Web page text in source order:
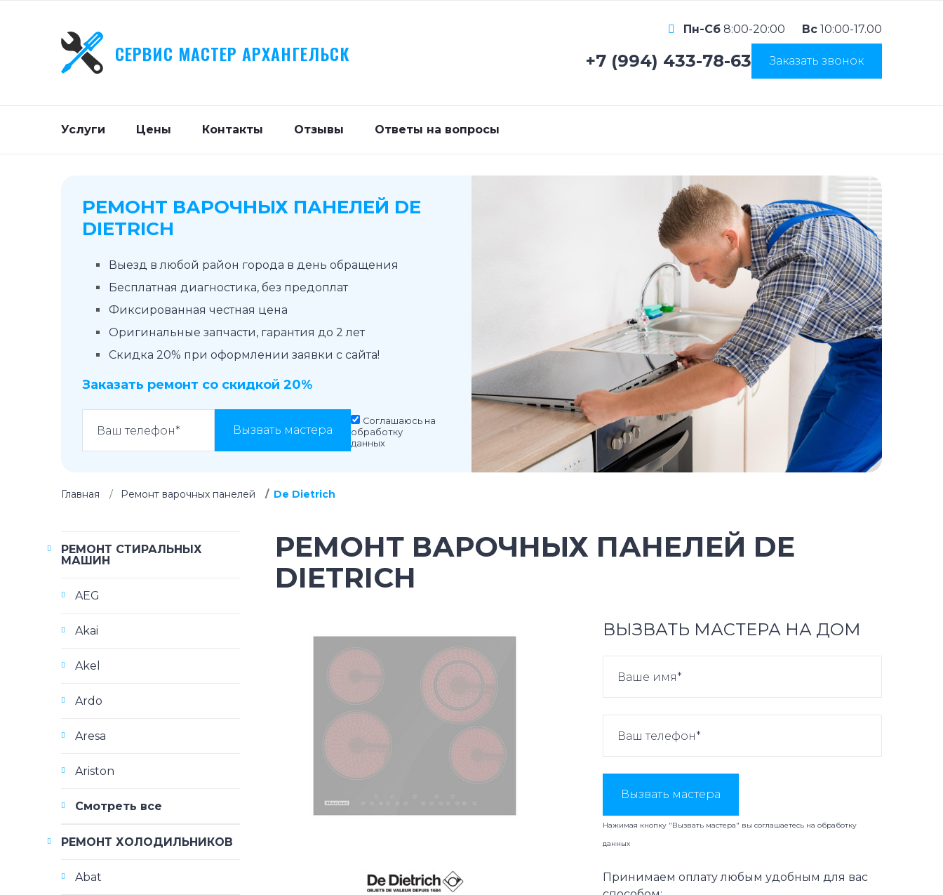
СЕРВИС МАСТЕР АРХАНГЕЛЬСК
Пн-Сб 8:00-20:00 Вс 10:00-17.00
+7 (994) 433-78-63 Заказать звонок
Услуги Цены Контакты Отзывы Ответы на вопросы
РЕМОНТ ВАРОЧНЫХ ПАНЕЛЕЙ DE
DIETRICH
Выезд в любой район города в день обращения
Бесплатная диагностика, без предоплат
Фиксированная честная цена
Оригинальные запчасти, гарантия до 2 лет
Скидка 20% при оформлении заявки с сайта!
Заказать ремонт со скидкой 20%
Вызвать мастера
Соглашаюсь на
обработку
данных
Главная Ремонт варочных панелей De Dietrich
РЕМОНТ ВАРОЧНЫХ ПАНЕЛЕЙ DE
DIETRICH
ВЫЗВАТЬ МАСТЕРА НА ДОМ
Вызвать мастера
Нажимая кнопку "Вызвать мастера" вы соглашаетесь наобработку
данных
Принимаем оплату любым удобным для вас
РЕМОНТ СТИРАЛЬНЫХ
МАШИН
AEG
Akai
Akel
Ardo
Aresa
Ariston
Смотреть все
РЕМОНТ ХОЛОДИЛЬНИКОВ
Abat